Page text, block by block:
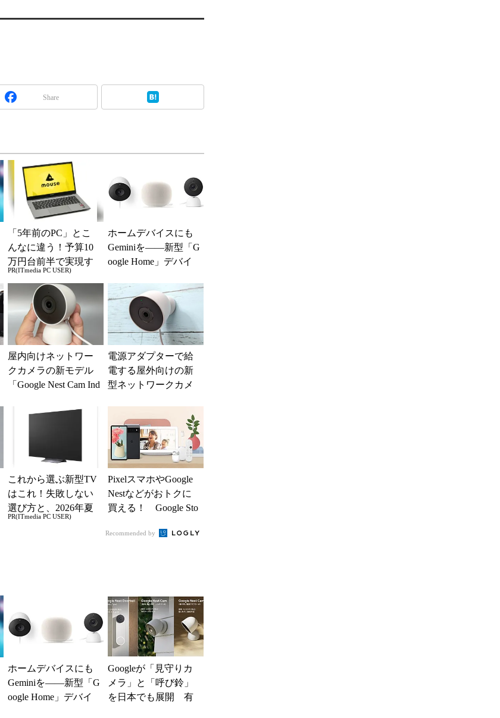
Share
「5年前のPC」とこ
んなに違う！予算10
万円台前半で実現す
る快適PCライフ
PR(ITmedia PC USER)
ホームデバイスにも
Geminiを――新型「G
oogle Home」デバイ
リも刷新
屋内向けネットワー
クカメラの新モデル
「Google Nest Cam Ind
電源アダプターで給
電する屋外向けの新
型ネットワークカメ
これから選ぶ新型TV
はこれ！失敗しない
選び方と、2026年夏
の一押しモデル
PR(ITmedia PC USER)
PixelスマホやGoogle
Nestなどがおトクに
買える！ Google Sto
Recommended by
ホームデバイスにも
Geminiを――新型「G
oogle Home」デバイ
Googleが「見守りカ
メラ」と「呼び鈴」
を日本でも展開 有